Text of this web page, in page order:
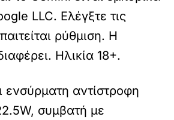
LLC. Ελέγξτε τις
ρύθμιση. Η
Ηλικία 18+.
ενσύρματη αντίστροφη
συμβατή με